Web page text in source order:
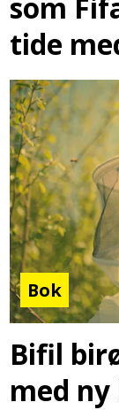
tide
Bok
Bifil
med ny